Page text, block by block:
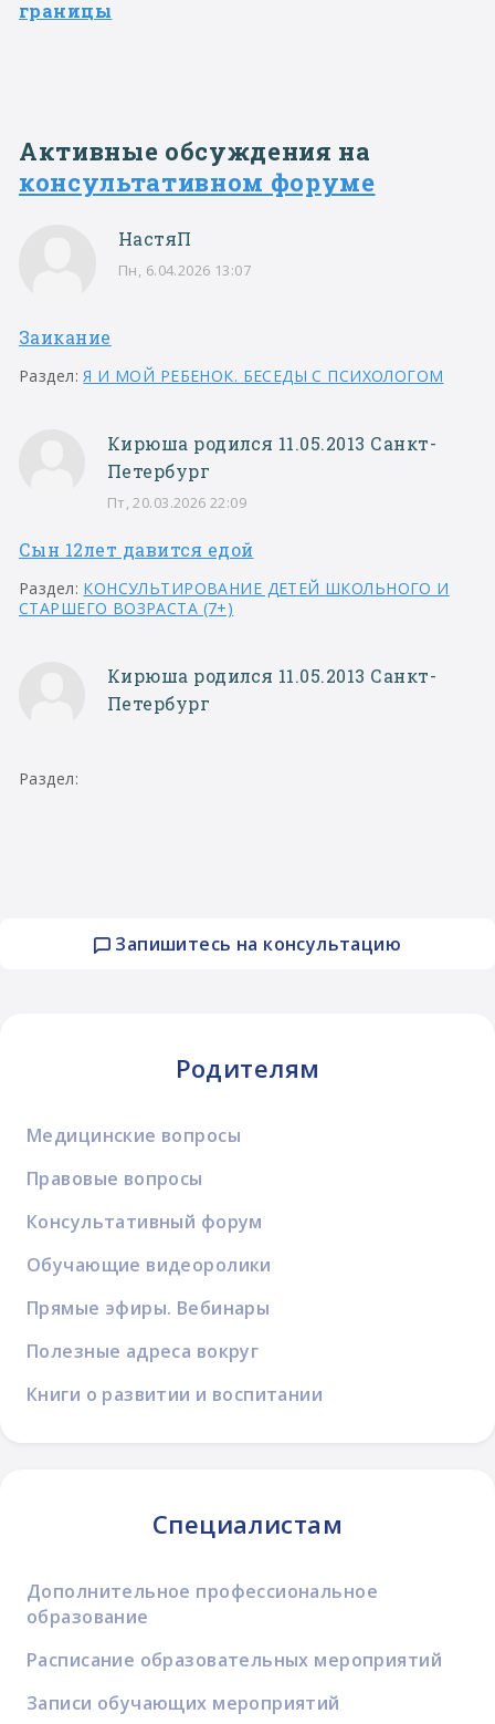
Запишитесь на консультацию
Родителям
Медицинские вопросы
Правовые вопросы
Консультативный форум
Обучающие видеоролики
Прямые эфиры. Вебинары
Полезные адреса вокруг
Книги о развитии и воспитании
Специалистам
Дополнительное профессиональное
образование
Расписание образовательных мероприятий
Записи обучающих мероприятий
границы
Активные обсуждения на
консультативном форуме
НастяП
Пн, 6.04.2026 13:07
Заикание
Раздел:Я И МОЙ РЕБЕНОК. БЕСЕДЫ С ПСИХОЛОГОМ
Кирюша родился 11.05.2013 Санкт-
Петербург
Пт, 20.03.2026 22:09
Сын 12лет давится едой
Раздел: КОНСУЛЬТИРОВАНИЕ ДЕТЕЙ ШКОЛЬНОГО И
СТАРШЕГО ВОЗРАСТА (7+)
Кирюша родился 11.05.2013 Санкт-
Петербург
Раздел: